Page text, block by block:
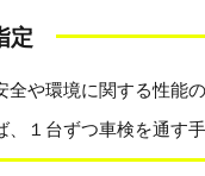
定
や環境に関する性能
１台ずつ車検を通す